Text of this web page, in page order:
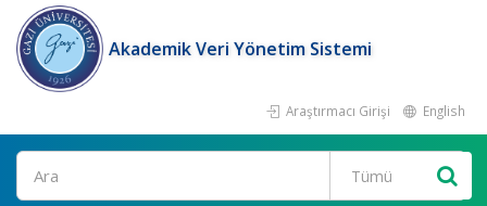
Akademik Veri Yönetim Sistemi
Araştırmacı Girişi English
Ara